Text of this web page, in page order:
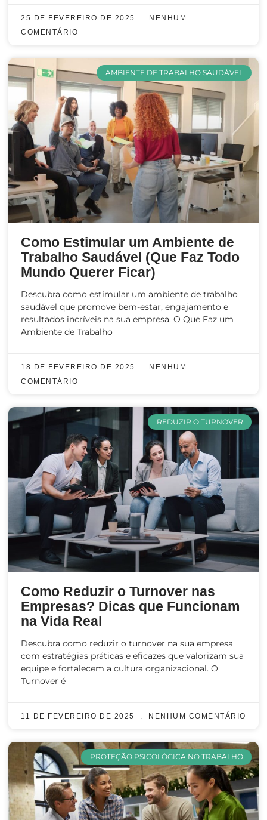
25 DE FEVEREIRO DE 2025
NENHUM
COMENTÁRIO
AMBIENTE DE TRABALHO SAUDÁVEL
Como Estimular um Ambiente de
Trabalho Saudável (Que Faz Todo
Mundo Querer Ficar)
Descubra como estimular um ambiente de trabalho
saudável que promove bem-estar, engajamento e
resultados incríveis na sua empresa. O Que Faz um
Ambiente de Trabalho
18 DE FEVEREIRO DE 2025
NENHUM
COMENTÁRIO
REDUZIR O TURNOVER
Como Reduzir o Turnover nas
Empresas? Dicas que Funcionam
na Vida Real
Descubra como reduzir o turnover na sua empresa
com estratégias práticas e eficazes que valorizam sua
equipe e fortalecem a cultura organizacional. O
Turnover é
11 DE FEVEREIRO DE 2025 NENHUM COMENTÁRIO
PROTEÇÃO PSICOLÓGICA NO TRABALHO